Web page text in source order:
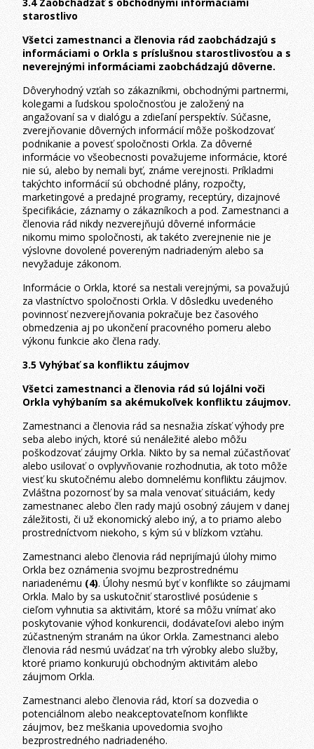
starostlivo
Všetci zamestnanci a členovia rád zaobchádzajú s
informáciami o Orkla s príslušnou starostlivosťou a s
neverejnými informáciami zaobchádzajú dôverne.
Dôveryhodný vzťah so zákazníkmi, obchodnými partnermi,
kolegami a ľudskou spoločnosťou je založený na
angažovaní sa v dialógu a zdieľaní perspektív. Súčasne,
zverejňovanie dôverných informácií môže poškodzovať
podnikanie a povesť spoločnosti Orkla. Za dôverné
informácie vo všeobecnosti považujeme informácie, ktoré
nie sú, alebo by nemali byť, známe verejnosti. Príkladmi
takýchto informácií sú obchodné plány, rozpočty,
marketingové a predajné programy, receptúry, dizajnové
špecifikácie, záznamy o zákazníkoch a pod. Zamestnanci a
členovia rád nikdy nezverejňujú dôverné informácie
nikomu mimo spoločnosti, ak takéto zverejnenie nie je
výslovne dovolené povereným nadriadeným alebo sa
nevyžaduje zákonom.
Informácie o Orkla, ktoré sa nestali verejnými, sa považujú
za vlastníctvo spoločnosti Orkla. V dôsledku uvedeného
povinnosť nezverejňovania pokračuje bez časového
obmedzenia aj po ukončení pracovného pomeru alebo
výkonu funkcie ako člena rady.
3.5 Vyhýbať sa konfliktu záujmov
Všetci zamestnanci a členovia rád sú lojálni voči
Orkla vyhýbaním sa akémukoľvek konfliktu záujmov.
Zamestnanci a členovia rád sa nesnažia získať výhody pre
seba alebo iných, ktoré sú nenáležité alebo môžu
poškodzovať záujmy Orkla. Nikto by sa nemal zúčastňovať
alebo usilovať o ovplyvňovanie rozhodnutia, ak toto môže
viesť ku skutočnému alebo domnelému konfliktu záujmov.
Zvláštna pozornosť by sa mala venovať situáciám, kedy
zamestnanec alebo člen rady majú osobný záujem v danej
záležitosti, či už ekonomický alebo iný, a to priamo alebo
prostredníctvom niekoho, s kým sú v blízkom vzťahu.
Zamestnanci alebo členovia rád neprijímajú úlohy mimo
Orkla bez oznámenia svojmu bezprostrednému
nariadenému (4). Úlohy nesmú byť v konflikte so záujmami
Orkla. Malo by sa uskutočniť starostlivé posúdenie s
cieľom vyhnutia sa aktivitám, ktoré sa môžu vnímať ako
poskytovanie výhod konkurencii, dodávateľovi alebo iným
zúčastneným stranám na úkor Orkla. Zamestnanci alebo
členovia rád nesmú uvádzať na trh výrobky alebo služby,
ktoré priamo konkurujú obchodným aktivitám alebo
záujmom Orkla.
Zamestnanci alebo členovia rád, ktorí sa dozvedia o
potenciálnom alebo neakceptovateľnom konflikte
záujmov, bez meškania upovedomia svojho
bezprostredného nadriadeného.